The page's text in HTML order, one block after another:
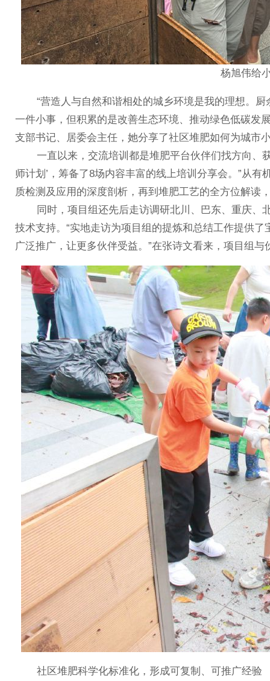
杨旭伟给
“营造人与自然和谐相处的城乡环境是我的理想。厨
一件小事，但积累的是改善生态环境、推动绿色低碳发
支部书记、居委会主任，她分享了社区堆肥如何为城市
一直以来，交流培训都是堆肥平台伙伴们找方向、获
师计划’，筹备了8场内容丰富的线上培训分享会。”从
质检测及应用的深度剖析，再到堆肥工艺的全方位解读
同时，项目组还先后走访调研北川、巴东、重庆、
技术支持。“实地走访为项目组的提炼和总结工作提供
广泛推广，让更多伙伴受益。”在张诗文看来，项目组
社区堆肥科学化标准化，形成可复制、可推广经验